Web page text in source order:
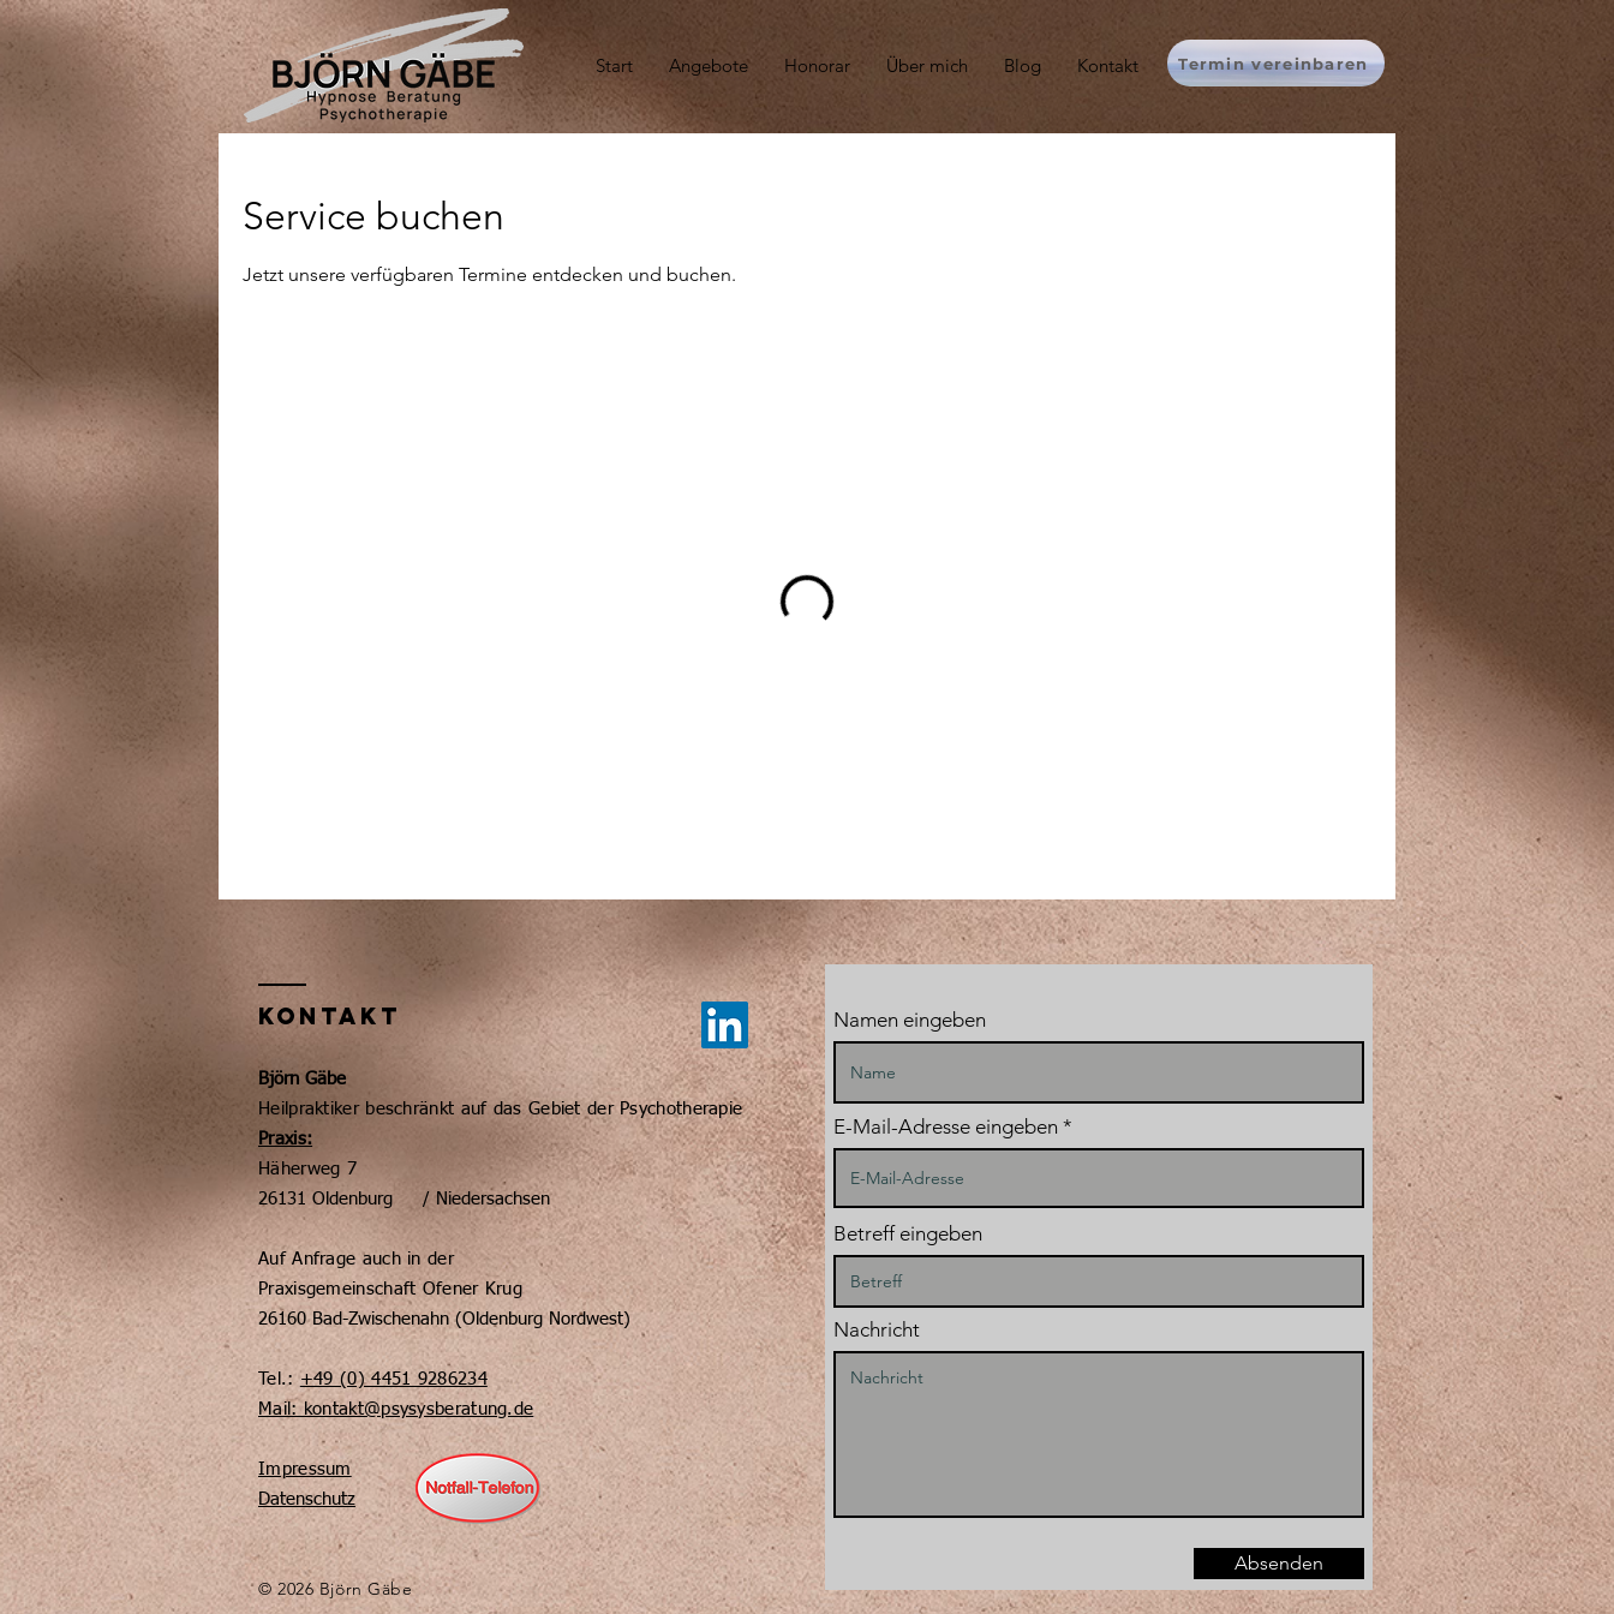
Start Angebote Honorar Über mich Blog Kontakt Termin vereinbaren
Service buchen
Jetzt unsere verfügbaren Termine entdecken und buchen.
KONTAKT
Björn Gäbe
Heilpraktiker beschränkt auf das Gebiet der Psychotherapie
Praxis:
Häherweg 7
26131 Oldenburg / Niedersachsen
Auf Anfrage auch in der
Praxisgemeinschaft Ofener Krug
26160 Bad-Zwischenahn (Oldenburg Nordwest)
Tel.:+49 (0) 4451 9286234
Mail: kontakt@psysysberatung.de
Impressum
Datenschutz
© 2026 Björn Gäbe
Namen eingeben
E-Mail-Adresse eingeben
Betreff eingeben
Nachricht
Absenden